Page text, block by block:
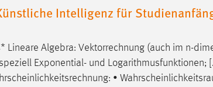
Intelligenz für
Lineare Algebra: Vektorrechnung (auch im n-
Exponential- und Logarithmusfunktionen;
•